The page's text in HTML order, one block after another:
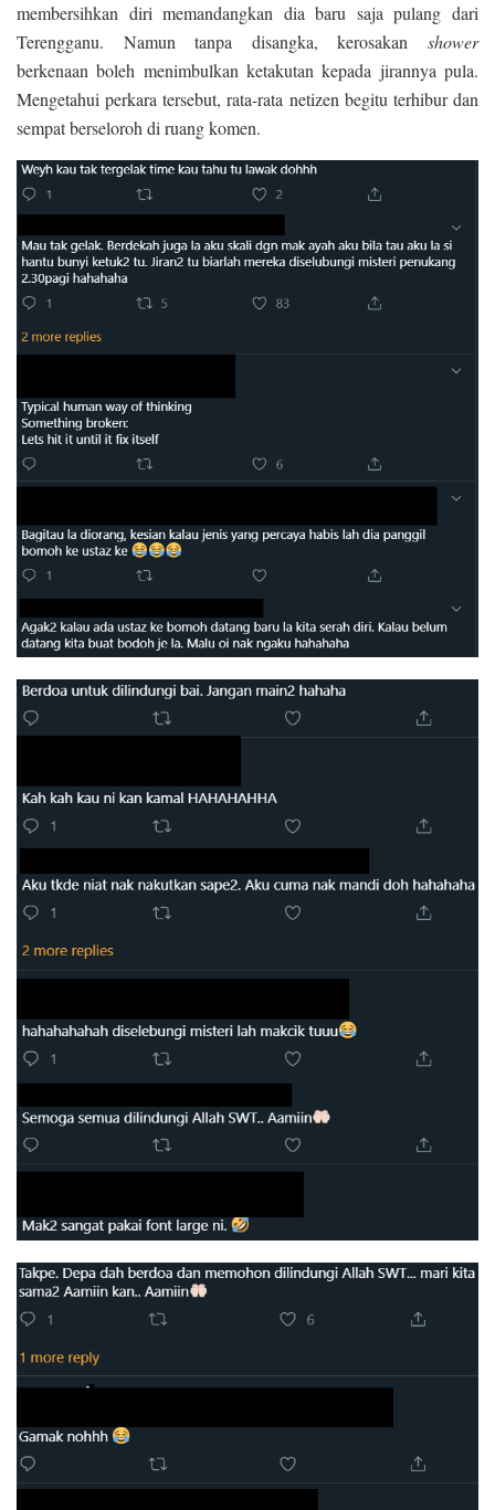
membersihkan diri memandangkan dia baru saja pulang dari
Terengganu. Namun tanpa disangka, kerosakan shower
berkenaan boleh menimbulkan ketakutan kepada jirannya pula.
Mengetahui perkara tersebut, rata-rata netizen begitu terhibur dan
sempat berseloroh di ruang komen.